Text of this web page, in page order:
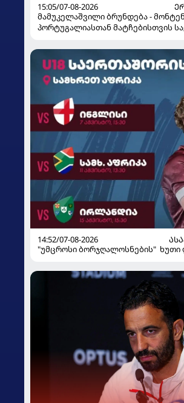
15:05/07-08-2026
მამუკელაშვილი ბრუნდება -
პორტუგალიასთან მატჩებისთვის
14:52/07-08-2026
"უმცროსი ბორჯღალოსნების"